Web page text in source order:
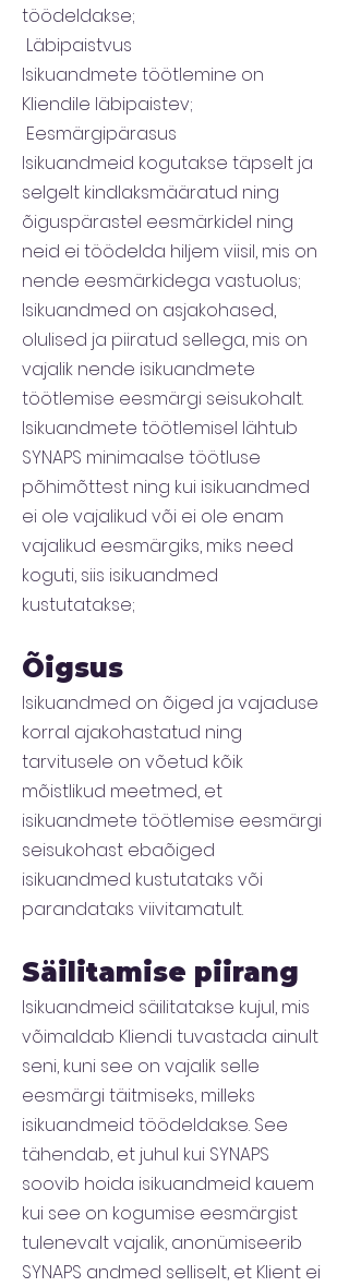
töödeldakse;
Läbipaistvus
Isikuandmete töötlemine on
Kliendile läbipaistev;
Eesmärgipärasus
Isikuandmeid kogutakse täpselt ja
selgelt kindlaksmääratud ning
õiguspärastel eesmärkidel ning
neid ei töödelda hiljem viisil, mis on
nende eesmärkidega vastuolus;
Isikuandmed on asjakohased,
olulised ja piiratud sellega, mis on
vajalik nende isikuandmete
töötlemise eesmärgi seisukohalt.
Isikuandmete töötlemisel lähtub
SYNAPS minimaalse töötluse
põhimõttest ning kui isikuandmed
ei ole vajalikud või ei ole enam
vajalikud eesmärgiks, miks need
koguti, siis isikuandmed
kustutatakse;
Õigsus
Isikuandmed on õiged ja vajaduse
korral ajakohastatud ning
tarvitusele on võetud kõik
mõistlikud meetmed, et
isikuandmete töötlemise eesmärgi
seisukohast ebaõiged
isikuandmed kustutataks või
parandataks viivitamatult.
Säilitamise piirang
Isikuandmeid säilitatakse kujul, mis
võimaldab Kliendi tuvastada ainult
seni, kuni see on vajalik selle
eesmärgi täitmiseks, milleks
isikuandmeid töödeldakse. See
tähendab, et juhul kui SYNAPS
soovib hoida isikuandmeid kauem
kui see on kogumise eesmärgist
tulenevalt vajalik, anonümiseerib
SYNAPS andmed selliselt, et Klient ei